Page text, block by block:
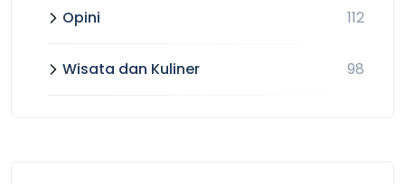
Opini 112
Wisata dan Kuliner 98